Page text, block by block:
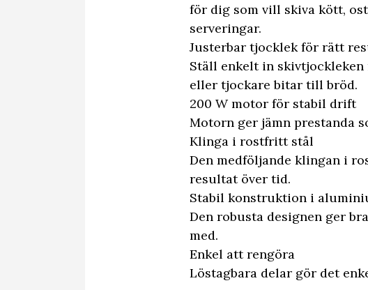
för dig som vill skiva kött,
serveringar.
Justerbar tjocklek för rätt
Ställ enkelt in skivtjockleken
eller tjockare bitar till bröd.
200 W motor för stabil drift
Motorn ger jämn prestanda
Klinga i rostfritt stål
Den medföljande klingan i
resultat över tid.
Stabil konstruktion i
Den robusta designen ger
med.
Enkel att rengöra
Löstagbara delar gör det